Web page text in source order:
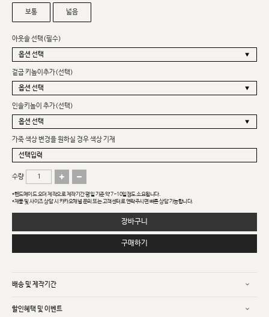
보통 넓음
아웃솔 선택(필수)
겉굽 키높이추가(선택)
인솔키높이 추가(선택)
가죽 색상 변경을 원하실 경우 색상 기재
수량
*핸드메이드 오더 제작으로 제작기간 평일 기준 약 7~10일정도 소요됩니다.
*제품 및 사이즈 상담 시 카카오채널 문의 또는 고객센터로 연락주시면 빠른 상담 가능합니다.
장바구니
구매하기
배송 및 제작기간
할인혜택 및 이벤트